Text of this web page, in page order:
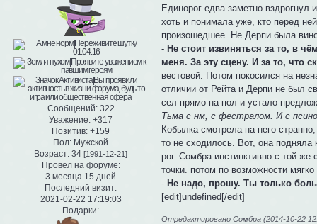
Сообщений:322
Уважение: +317
Позитив: +159
Пол: Мужской
Возраст: 34 [1991-12-21]
Провел на форуме:
3 месяца 15 дней
Последний визит:
2021-02-22 17:19:03
Подарки:
Единорог едва заметно вздрогнул
хоть и понимала уже, кто перед
произошедшее. Не Дерпи была
- Не стоит извиняться за то, в
меня. За эту сцену. И за то, что
вестовой. Потом покосился на
отличии от Рейта и Дерпи не был
сел прямо на пол и устало
Тьма с нм, с фестралом. И с
Кобылка смотрела на него
то не сходилось. Вот, она подняла
рог. Сомбра инстинктивно с той же
точки. потом по возможности
- Не надо, прошу. Ты только
[edit]undefined[/edit]
Отредактировано Сомбра (2014-10-22